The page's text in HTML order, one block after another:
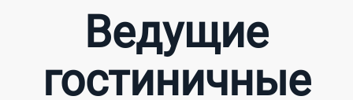
Ведущие
гостиничные